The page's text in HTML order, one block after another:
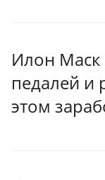
Илон Маск
педалей и
этом